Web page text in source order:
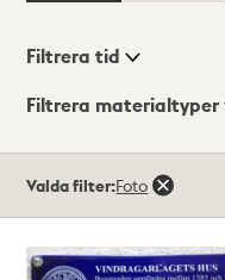
Visningsläge
Filtrera tid
Filtrera materialtyper
träffar
Valda filter:Foto